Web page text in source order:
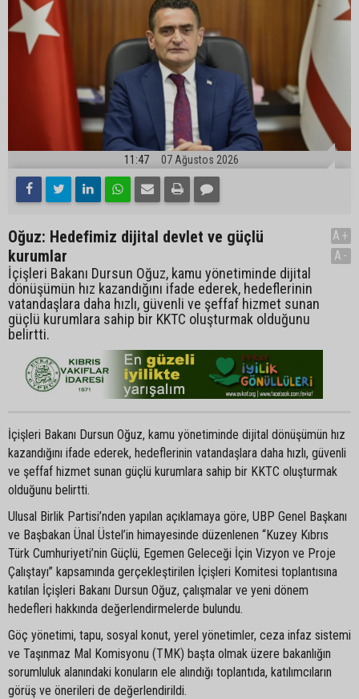
11:47 07 Ağustos 2026
Oğuz: Hedefimiz dijital devlet ve güçlü
kurumlar
İçişleri Bakanı Dursun Oğuz, kamu yönetiminde dijital
dönüşümün hız kazandığını ifade ederek, hedeflerinin
vatandaşlara daha hızlı, güvenli ve şeffaf hizmet sunan
güçlü kurumlara sahip bir KKTC oluşturmak olduğunu
belirtti.
A+
A-
İçişleri Bakanı Dursun Oğuz, kamu yönetiminde dijital dönüşümün hız
kazandığını ifade ederek, hedeflerinin vatandaşlara daha hızlı, güvenli
ve şeffaf hizmet sunan güçlü kurumlara sahip bir KKTC oluşturmak
olduğunu belirtti.
Ulusal Birlik Partisi’nden yapılan açıklamaya göre, UBP Genel Başkanı
ve Başbakan Ünal Üstel’in himayesinde düzenlenen “Kuzey Kıbrıs
Türk Cumhuriyeti’nin Güçlü, Egemen Geleceği İçin Vizyon ve Proje
Çalıştayı” kapsamında gerçekleştirilen İçişleri Komitesi toplantısına
katılan İçişleri Bakanı Dursun Oğuz, çalışmalar ve yeni dönem
hedefleri hakkında değerlendirmelerde bulundu.
Göç yönetimi, tapu, sosyal konut, yerel yönetimler, ceza infaz sistemi
ve Taşınmaz Mal Komisyonu (TMK) başta olmak üzere bakanlığın
sorumluluk alanındaki konuların ele alındığı toplantıda, katılımcıların
görüş ve önerileri de değerlendirildi.